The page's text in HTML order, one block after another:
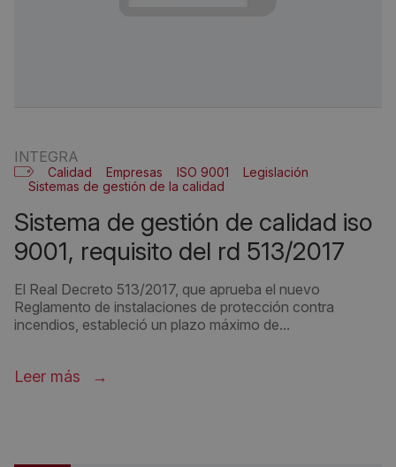
INTEGRA
Calidad Empresas ISO 9001
Legislación
Sistemas de gestión de la calidad
sistema de gestión de calidad iso
9001, requisito del rd 513/2017
El Real Decreto 513/2017, que aprueba el nuevo
Reglamento de instalaciones de protección contra
incendios, estableció un plazo máximo de...
Leer más